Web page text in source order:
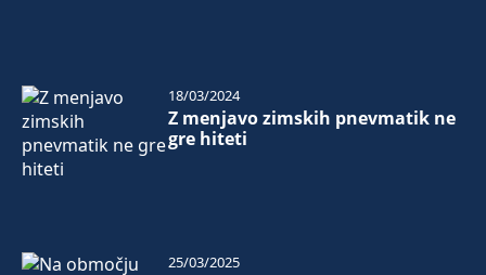
Z menjavo zimskih pnevmatik ne
gre hiteti
18/03/2024
25/03/2025